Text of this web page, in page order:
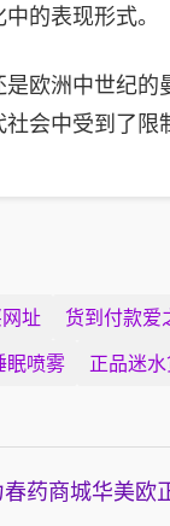
的表现形式。
欧洲中世纪
会中受到了
址 货到付款爱
眠喷雾 正品迷
药商城华美欧